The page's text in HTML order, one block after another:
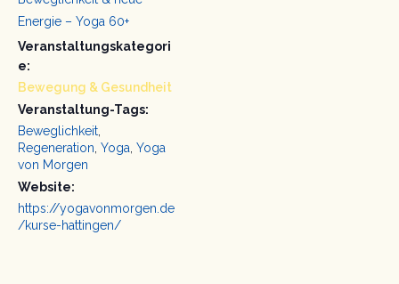
Energie – Yoga 60+
Veranstaltungskategori
e:
Bewegung & Gesundheit
Veranstaltung-Tags:
Beweglichkeit,
Regeneration, Yoga, Yoga
von Morgen
Website:
https://yogavonmorgen.de
/kurse-hattingen/